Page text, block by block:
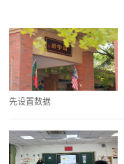
先设置数据